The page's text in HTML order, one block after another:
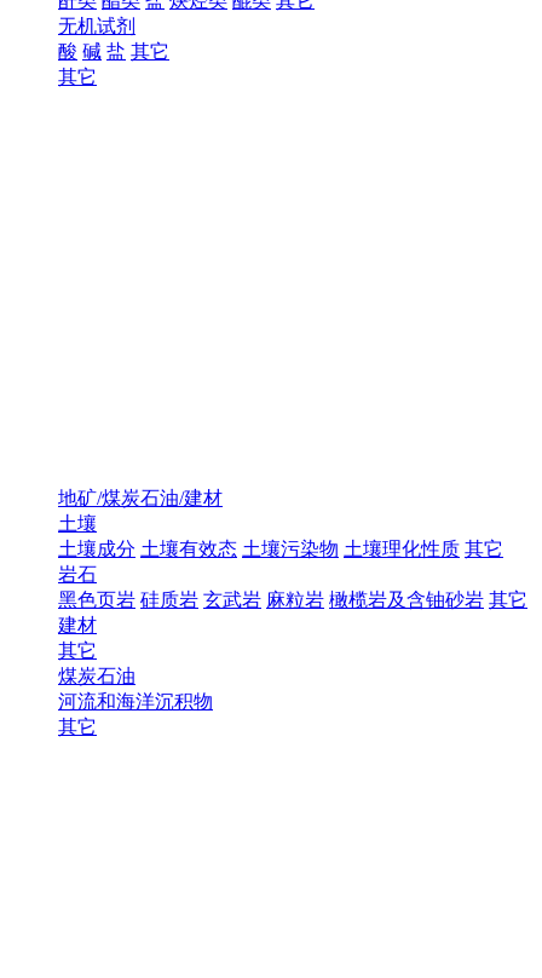
无机试剂
酸 碱 盐 其它
其它
地矿/煤炭石油/建材
土壤
土壤成分 土壤有效态 土壤污染物 土壤理化性质 其它
岩石
黑色页岩 硅质岩 玄武岩 麻粒岩 橄榄岩及含铀砂岩 其它
建材
其它
煤炭石油
河流和海洋沉积物
其它